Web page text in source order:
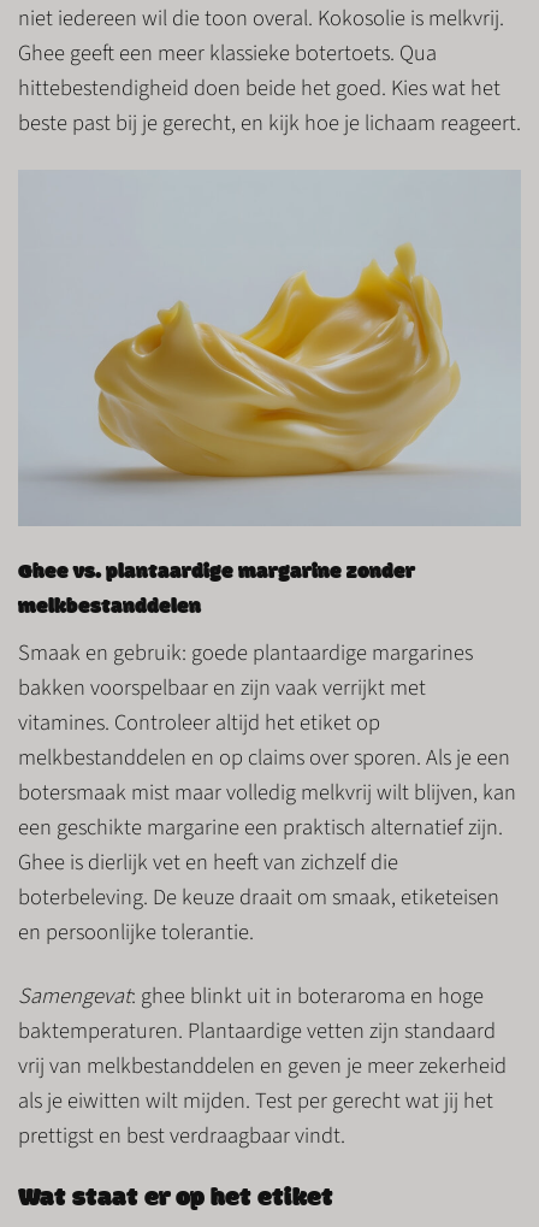
niet iedereen wil die toon overal. Kokosolie is melkvrij.
Ghee geeft een meer klassieke botertoets. Qua
hittebestendigheid doen beide het goed. Kies wat het
beste past bij je gerecht, en kijk hoe je lichaam reageert.
Ghee vs. plantaardige margarine zonder
melkbestanddelen
Smaak en gebruik: goede plantaardige margarines
bakken voorspelbaar en zijn vaak verrijkt met
vitamines. Controleer altijd het etiket op
melkbestanddelen en op claims over sporen. Als je een
botersmaak mist maar volledig melkvrij wilt blijven, kan
een geschikte margarine een praktisch alternatief zijn.
Ghee is dierlijk vet en heeft van zichzelf die
boterbeleving. De keuze draait om smaak, etiketeisen
en persoonlijke tolerantie.
Samengevat: ghee blinkt uit in boteraroma en hoge
baktemperaturen. Plantaardige vetten zijn standaard
vrij van melkbestanddelen en geven je meer zekerheid
als je eiwitten wilt mijden. Test per gerecht wat jij het
prettigst en best verdraagbaar vindt.
Wat staat er op het etiket